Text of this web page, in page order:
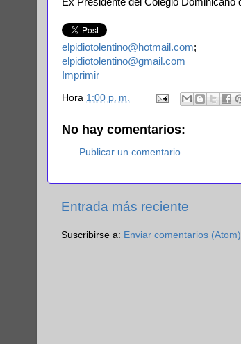
elpidiotolentino@hotmail.com;
elpidiotolentino@gmail.com
Imprimir
Hora 1:00 p. m.
No hay comentarios:
Publicar un comentario
Entrada más reciente
Suscribirse a: Enviar comentarios (Atom)